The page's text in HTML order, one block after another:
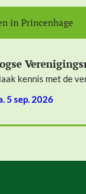
in Princenhage
kennis met de
5 sep. 2026